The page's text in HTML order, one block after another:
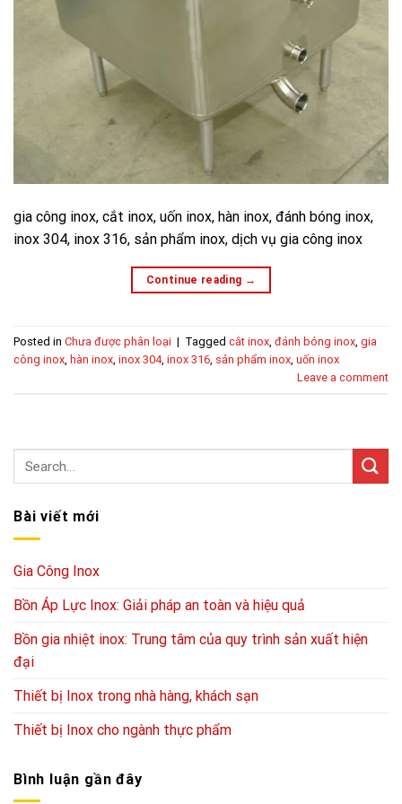
gia công inox, cắt inox, uốn inox, hàn inox, đánh bóng inox,
inox 304, inox 316, sản phẩm inox, dịch vụ gia công inox
Continue reading →
Posted in Chưa được phân loại | Tagged cắt inox đánh bóng inox gia
công inox hàn inox inox 304, inox 316 sản phẩm inox uốn inox
Leave a comment
Bài viết mới
Gia Công Inox
Bồn Áp Lực Inox: Giải pháp an toàn và hiệu quả
Bồn gia nhiệt inox: Trung tâm của quy trình sản xuất hiện
đại
Thiết bị Inox trong nhà hàng, khách sạn
Thiết bị Inox cho ngành thực phẩm
Bình luận gần đây